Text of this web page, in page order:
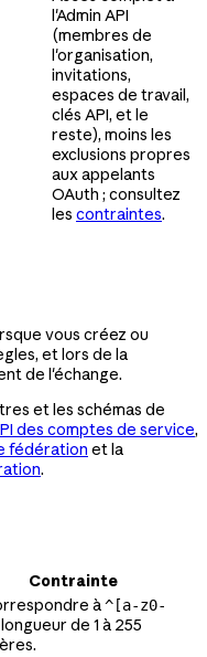
l'Admin API
(membres de
l'organisation,
invitations,
espaces de travail,
clés API, et le
reste), moins les
exclusions propres
aux appelants
OAuth ; consultez
les contraintes.
vous créez ou
et lors de la
de l'échange.
et les schémas de
des comptes de service,
fédération et la
.
Contrainte
à^[a-z0-
longueur de 1 à 255